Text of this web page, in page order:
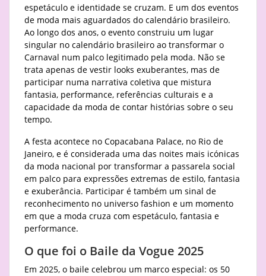
espetáculo e identidade se cruzam. E um dos eventos
de moda mais aguardados do calendário brasileiro.
Ao longo dos anos, o evento construiu um lugar
singular no calendário brasileiro ao transformar o
Carnaval num palco legitimado pela moda. Não se
trata apenas de vestir looks exuberantes, mas de
participar numa narrativa coletiva que mistura
fantasia, performance, referências culturais e a
capacidade da moda de contar histórias sobre o seu
tempo.
A festa acontece no Copacabana Palace, no Rio de
Janeiro, e é considerada uma das noites mais icónicas
da moda nacional por transformar a passarela social
em palco para expressões extremas de estilo, fantasia
e exuberância. Participar é também um sinal de
reconhecimento no universo fashion e um momento
em que a moda cruza com espetáculo, fantasia e
performance.
O que foi o Baile da Vogue 2025
Em 2025, o baile celebrou um marco especial: os 50